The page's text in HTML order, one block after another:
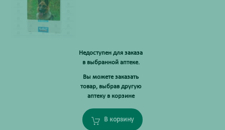
Недоступен для заказа
в выбранной аптеке.
Вы можете заказать
товар, выбрав другую
аптеку в корзине
В корзину